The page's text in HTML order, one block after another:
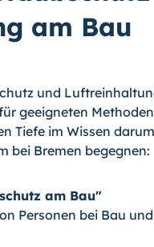
am Bau
und
geeigneten
Tiefe im Wissen
bei Bremen begegnen:
am Bau"
Personen bei Bau